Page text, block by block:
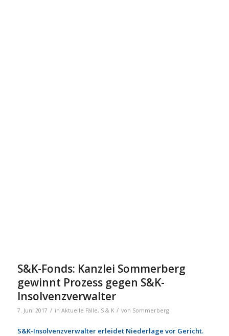
S&K-Fonds: Kanzlei Sommerberg
gewinnt Prozess gegen S&K-
Insolvenzverwalter
7. Juni 2017 / in Aktuelle Fälle, S & K / von Sommerberg
S&K-Insolvenzverwalter erleidet Niederlage vor Gericht.